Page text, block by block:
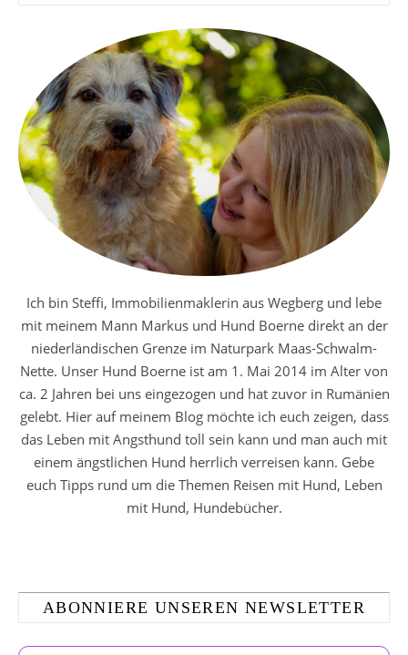
Ich bin Steffi, Immobilienmaklerin aus Wegberg und lebe
mit meinem Mann Markus und Hund Boerne direkt an der
niederländischen Grenze im Naturpark Maas-Schwalm-
Nette. Unser Hund Boerne ist am 1. Mai 2014 im Alter von
ca. 2 Jahren bei uns eingezogen und hat zuvor in Rumänien
gelebt. Hier auf meinem Blog möchte ich euch zeigen, dass
das Leben mit Angsthund toll sein kann und man auch mit
einem ängstlichen Hund herrlich verreisen kann. Gebe
euch Tipps rund um die Themen Reisen mit Hund, Leben
mit Hund, Hundebücher.
ABONNIERE UNSEREN NEWSLETTER